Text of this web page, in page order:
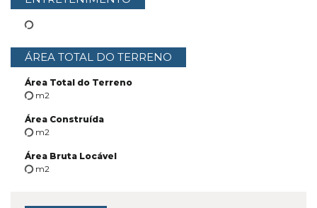
ÁREA TOTAL DO TERRENO
Área Total do Terreno
m2
Área Construída
m2
Área Bruta Locável
m2